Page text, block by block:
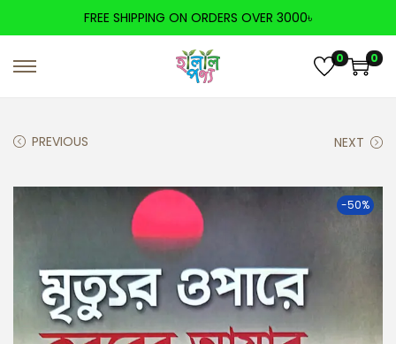
FREE SHIPPING ON ORDERS OVER 3000৳
0 0
PREVIOUS NEXT
-50%